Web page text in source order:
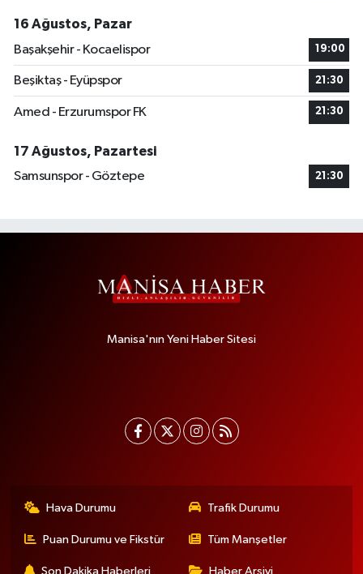
16 Ağustos, Pazar
Başakşehir - Kocaelispor
19:00
Beşiktaş - Eyüpspor 21:30
Amed - Erzurumspor FK 21:30
17 Ağustos, Pazartesi
Samsunspor - Göztepe
21:30
Manisa'nın Yeni Haber Sitesi
Hava Durumu Trafik Durumu
Puan Durumu ve Fikstür Tüm Manşetler
Son Dakika Haberleri Haber Arşivi